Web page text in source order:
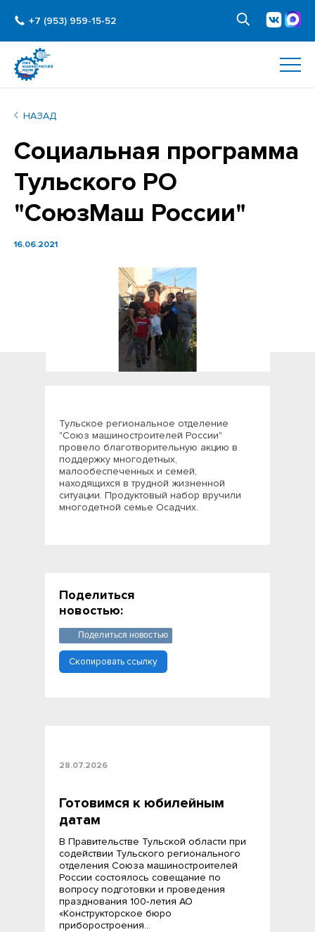
+7 (953) 959-15-52
НАЗАД
Социальная программа
Тульского РО
"СоюзМаш России"
16.06.2021
28.07.2026
Готовимся к юбилейным
датам
В Правительстве Тульской области при
содействии Тульского регионального
отделения Союза машиностроителей
России состоялось совещание по
вопросу подготовки и проведения
празднования 100‑летия АО
«Конструкторское бюро
приборостроения…
Тульское региональное отделение
"Союз машиностроителей России"
провело благотворительную акцию в
поддержку многодетных,
малообеспеченных и семей,
находящихся в трудной жизненной
ситуации. Продуктовый набор вручили
многодетной семье Осадчих.
Поделиться
новостью:
Поделиться новостью
Скопировать ссылку